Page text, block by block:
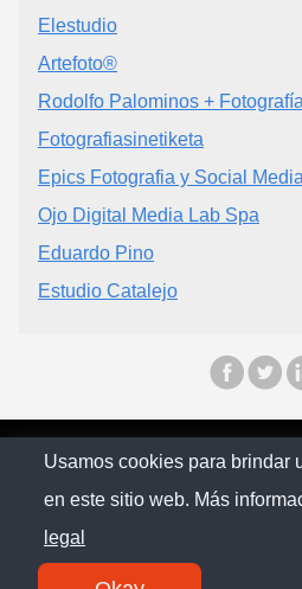
Elestudio
Artefoto®
Rodolfo Palominos + Fotografía
Fotografiasinetiketa
Epics Fotografia y Social Media
Ojo Digital Media Lab Spa
Eduardo Pino
Estudio Catalejo
© Chilopina 2026
Política de
Usamos cookies para brindar
en este sitio web. Más
legal